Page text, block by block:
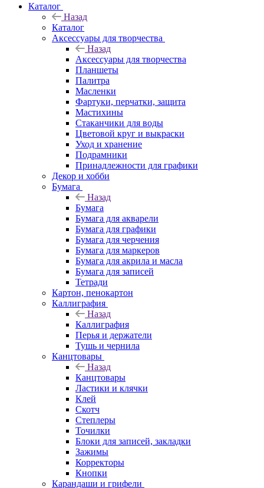
Каталог
Назад
Каталог
Аксессуары для творчества
Назад
Аксессуары для творчества
Планшеты
Палитра
Масленки
Фартуки, перчатки, защита
Мастихины
Стаканчики для воды
Цветовой круг и выкраски
Уход и хранение
Подрамники
Принадлежности для графики
Декор и хобби
Бумага
Назад
Бумага
Бумага для акварели
Бумага для графики
Бумага для черчения
Бумага для маркеров
Бумага для акрила и масла
Бумага для записей
Тетради
Картон, пенокартон
Каллиграфия
Назад
Каллиграфия
Перья и держатели
Тушь и чернила
Канцтовары
Назад
Канцтовары
Ластики и клячки
Клей
Скотч
Степлеры
Точилки
Блоки для записей, закладки
Зажимы
Корректоры
Кнопки
Карандаши и грифели